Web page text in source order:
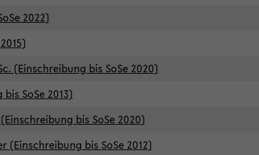
2022)
(Einschreibung bis SoSe 2020)
SoSe 2013)
bis SoSe 2020)
(Einschreibung bis SoSe 2012)